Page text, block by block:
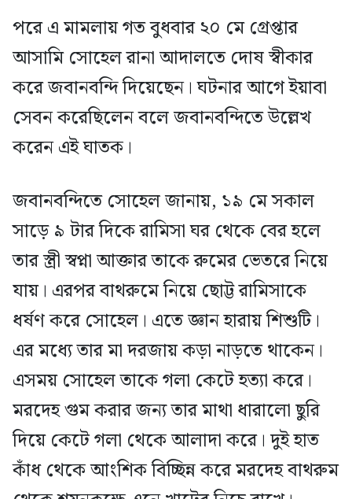
পরে এ মামলায় গত বুধবার ২০ মে গ্রেপ্তার
আসামি সোহেল রানা আদালতে দোষ স্বীকার
করে জবানবন্দি দিয়েছেন। ঘটনার আগে ইয়াবা
সেবন করেছিলেন বলে জবানবন্দিতে উল্লেখ
করেন এই ঘাতক।
জবানবন্দিতে সোহেল জানায়, ১৯ মে সকাল
সাড়ে ৯ টার দিকে রামিসা ঘর থেকে বের হলে
তার স্ত্রী স্বপ্না আক্তার তাকে রুমের ভেতরে নিয়ে
যায়। এরপর বাথরুমে নিয়ে ছোট্ট রামিসাকে
ধর্ষণ করে সোহেল। এতে জ্ঞান হারায় শিশুটি।
এর মধ্যে তার মা দরজায় কড়া নাড়তে থাকেন।
এসময় সোহেল তাকে গলা কেটে হত্যা করে।
মরদেহ গুম করার জন্য তার মাথা ধারালো ছুরি
দিয়ে কেটে গলা থেকে আলাদা করে। দুই হাত
কাঁধ থেকে আংশিক বিচ্ছিন্ন করে মরদেহ বাথরুম